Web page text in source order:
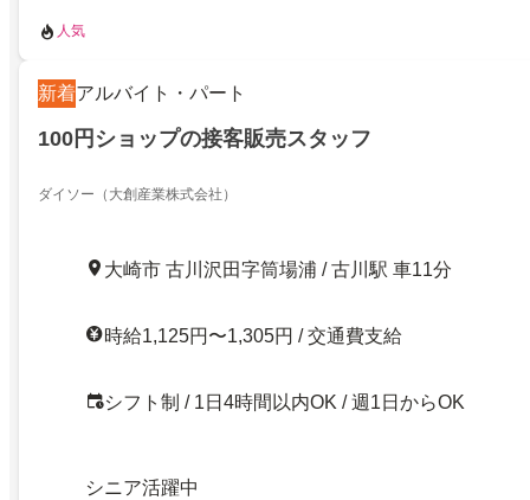
人気
新着アルバイト・パート
100円ショップの接客販売スタッフ
ダイソー（大創産業株式会社）
大崎市 古川沢田字筒場浦 / 古川駅 車11分
時給1,125円〜1,305円 / 交通費支給
シフト制 / 1日4時間以内OK / 週1日からOK
シニア活躍中